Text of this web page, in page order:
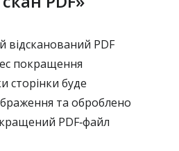
відсканований PDF
покращення
сторінки буде
та оброблено
PDF‑файл